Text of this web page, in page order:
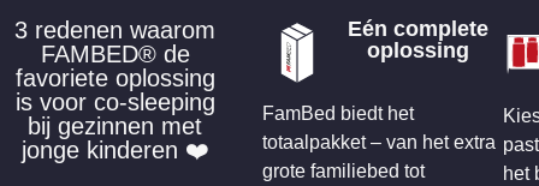
3 redenen waarom
FAMBED® de
favoriete oplossing
is voor co-sleeping
bij gezinnen met
jonge kinderen ❤️
Eén complete
oplossing
FamBed biedt het
totaalpakket – van het extra
grote familiebed tot
het